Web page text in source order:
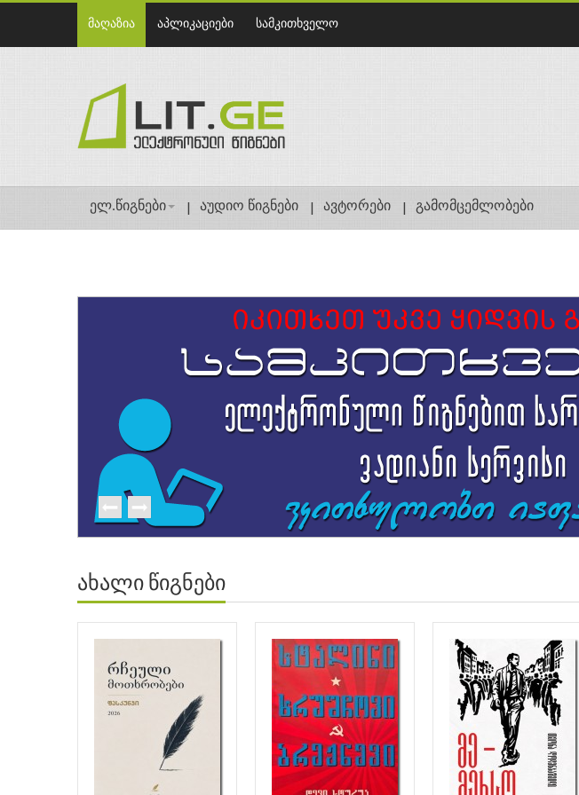
მაღაზია აპლიკაციები სამკითხველო
ელ.წიგნები აუდიო წიგნები ავტორები გამომცემლობები
ახალი წიგნები